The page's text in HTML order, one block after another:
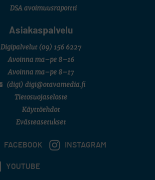
DSA avoimuusraportti
Asiakaspalvelu
Digipalvelut (09) 156 6227
Avoinna ma–pe 8–16
Avoinna ma–pe 8–17
(digi) digi@otavamedia.fi
Tietosuojaseloste
Käyttöehdot
Evästeasetukset
FACEBOOK INSTAGRAM
YOUTUBE